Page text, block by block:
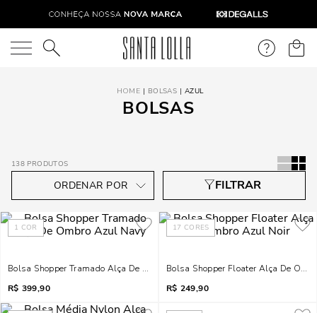
O que você está procurando?
BOLSAS AZUL
BOLSAS
138 PRODUTOS
1 COR
Bolsa Shopper Tramado Alça De Ombro Azul Navy
R$ 399,90
17 CORES
Bolsa Shopper Floater Alça De
R$ 249,90